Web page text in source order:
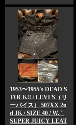
1953〜1955's DEAD S
TOCK!! / LEVI'S（リ
ーバイス） 507XX 2n
d JK / SIZE 40 / W. "
SUPER JUICY LEAT